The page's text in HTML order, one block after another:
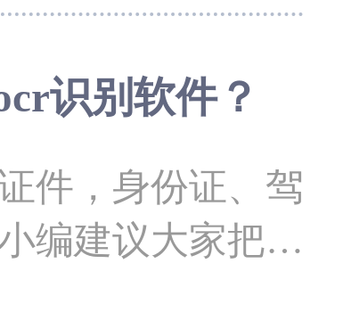
用的一款，怎么
文字识别是什
下。 ocr文
电子设备（例
识别软件？
，身份证、驾
编建议大家把这